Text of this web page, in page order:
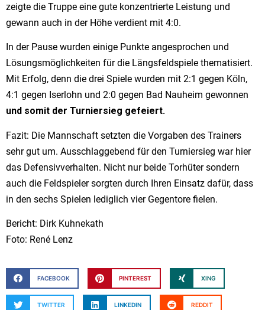
zeigte die Truppe eine gute konzentrierte Leistung und
gewann auch in der Höhe verdient mit 4:0.
In der Pause wurden einige Punkte angesprochen und
Lösungsmöglichkeiten für die Längsfeldspiele thematisiert.
Mit Erfolg, denn die drei Spiele wurden mit 2:1 gegen Köln,
4:1 gegen Iserlohn und 2:0 gegen Bad Nauheim gewonnen
und somit der Turniersieg gefeiert.
Fazit: Die Mannschaft setzten die Vorgaben des Trainers
sehr gut um. Ausschlaggebend für den Turniersieg war hier
das Defensivverhalten. Nicht nur beide Torhüter sondern
auch die Feldspieler sorgten durch Ihren Einsatz dafür, dass
in den sechs Spielen lediglich vier Gegentore fielen.
Bericht: Dirk Kuhnekath
Foto: René Lenz
FACEBOOK PINTEREST XING
TWITTER LINKEDIN REDDIT